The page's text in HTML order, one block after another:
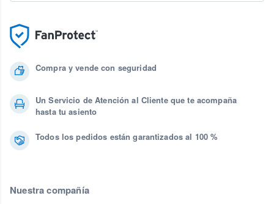
Compra y vende con seguridad
Un Servicio de Atención al Cliente que te acompaña
hasta tu asiento
Todos los pedidos están garantizados al 100 %
Nuestra compañía